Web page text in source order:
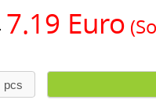
7.19 Euro
pcs